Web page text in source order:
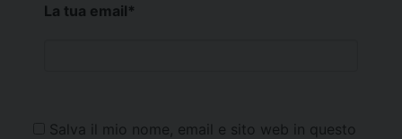
La tua email*
Salva il mio nome, email e sito web in questo